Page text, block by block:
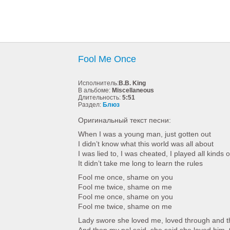
Fool Me Once
Исполнитель:B.B. King
В альбоме: Miscellaneous
Длительность: 5:51
Раздел: Блюз
Оригинальный текст песни:
When I was a young man, just gotten out
I didn’t know what this world was all about
I was lied to, I was cheated, I played all kinds
It didn’t take me long to learn the rules
Fool me once, shame on you
Fool me twice, shame on me
Fool me once, shame on you
Fool me twice, shame on me
Lady swore she loved me, loved through and